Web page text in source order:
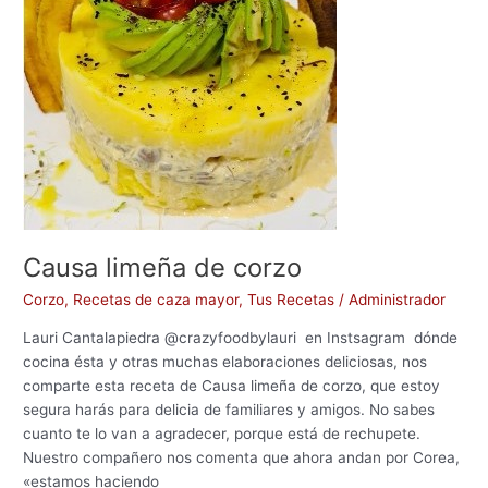
k
Causa limeña de corzo
Corzo, Recetas de caza mayor,Tus Recetas /Administrador
Lauri Cantalapiedra @crazyfoodbylauri en Instsagram dónde
cocina ésta y otras muchas elaboraciones deliciosas, nos
comparte esta receta de Causa limeña de corzo, que estoy
segura harás para delicia de familiares y amigos. No sabes
cuanto te lo van a agradecer, porque está de rechupete.
Nuestro compañero nos comenta que ahora andan por Corea,
«estamos haciendo